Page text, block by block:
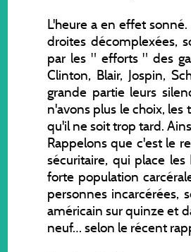
L'heure a en effet
droites décomplexées,
par les " efforts " des
Clinton, Blair, Jospin,
grande partie leurs
n'avons plus le choix,
qu'il ne soit trop tard.
Rappelons que c'est le
sécuritaire, qui place
forte population
personnes incarcérées,
américain sur quinze et
neuf… selon le récent